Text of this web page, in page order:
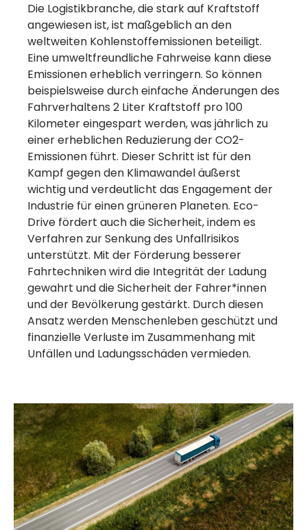
Die Logistikbranche, die stark auf Kraftstoff
angewiesen ist, ist maßgeblich an den
weltweiten Kohlenstoffemissionen beteiligt.
Eine umweltfreundliche Fahrweise kann diese
Emissionen erheblich verringern. So können
beispielsweise durch einfache Änderungen des
Fahrverhaltens 2 Liter Kraftstoff pro 100
Kilometer eingespart werden, was jährlich zu
einer erheblichen Reduzierung der CO2-
Emissionen führt. Dieser Schritt ist für den
Kampf gegen den Klimawandel äußerst
wichtig und verdeutlicht das Engagement der
Industrie für einen grüneren Planeten. Eco-
Drive fördert auch die Sicherheit, indem es
Verfahren zur Senkung des Unfallrisikos
unterstützt. Mit der Förderung besserer
Fahrtechniken wird die Integrität der Ladung
gewahrt und die Sicherheit der Fahrer*innen
und der Bevölkerung gestärkt. Durch diesen
Ansatz werden Menschenleben geschützt und
finanzielle Verluste im Zusammenhang mit
Unfällen und Ladungsschäden vermieden.